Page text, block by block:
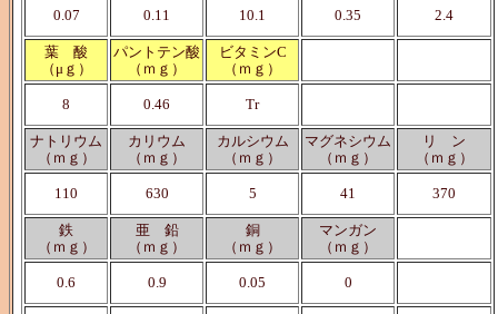
0.07 0.11 10.1 0.35 2.4
葉 酸
（μｇ）
パントテン酸
（ｍｇ）
ビタミンC
（ｍｇ）
8 0.46 Tr
ナトリウム
（ｍｇ）
カリウム
（ｍｇ）
カルシウム
（ｍｇ）
マグネシウム
（ｍｇ）
リ ン
（ｍｇ）
110 630 5 41 370
鉄
（ｍｇ）
亜 鉛
（ｍｇ）
銅
（ｍｇ）
マンガン
（ｍｇ）
0.6 0.9 0.05 0